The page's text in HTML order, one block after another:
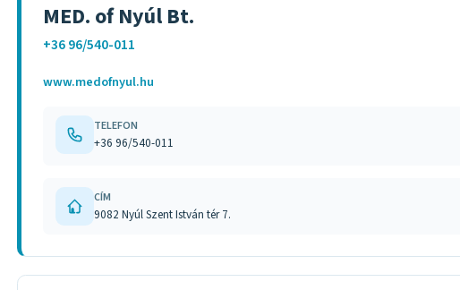
MED. of Nyúl Bt.
+36 96/540-011
www.medofnyul.hu
TELEFON
+36 96/540-011
CÍM
9082 Nyúl Szent István tér 7.